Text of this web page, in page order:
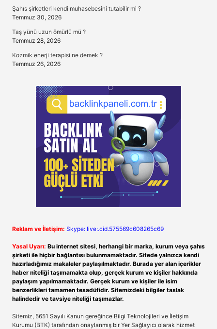
Şahıs şirketleri kendi muhasebesini tutabilir mi ?
Temmuz 30, 2026
Taş yünü uzun ömürlü mü ?
Temmuz 28, 2026
Kozmik enerji terapisi ne demek ?
Temmuz 26, 2026
Reklam ve İletişim: Skype: live:.cid.575569c608265c69
Yasal Uyarı: Bu internet sitesi, herhangi bir marka, kurum veya şahıs
şirketi ile hiçbir bağlantısı bulunmamaktadır. Sitede yalnızca kendi
hazırladığımız makaleler paylaşılmaktadır. Burada yer alan içerikler
haber niteliği taşımamakta olup, gerçek kurum ve kişiler hakkında
paylaşım yapılmamaktadır. Gerçek kurum ve kişiler ile isim
benzerlikleri tamamen tesadüfidir. Sitemizdeki bilgiler taslak
halindedir ve tavsiye niteliği taşımazlar.
Sitemiz, 5651 Sayılı Kanun gereğince Bilgi Teknolojileri ve İletişim
Kurumu (BTK) tarafından onaylanmış bir Yer Sağlayıcı olarak hizmet